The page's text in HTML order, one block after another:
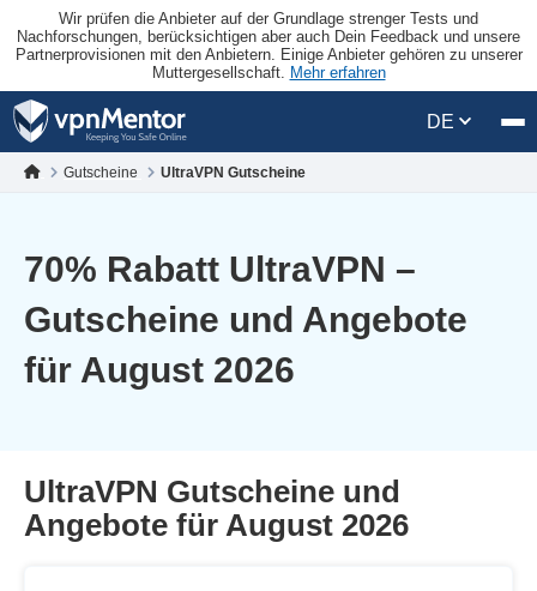
Wir prüfen die Anbieter auf der Grundlage strenger Tests und
Nachforschungen, berücksichtigen aber auch Dein Feedback und unsere
Partnerprovisionen mit den Anbietern. Einige Anbieter gehören zu unserer
Muttergesellschaft. Mehr erfahren
DE
Gutscheine UltraVPN Gutscheine
70% Rabatt UltraVPN –
Gutscheine und Angebote
für August 2026
UltraVPN Gutscheine und
Angebote für August 2026